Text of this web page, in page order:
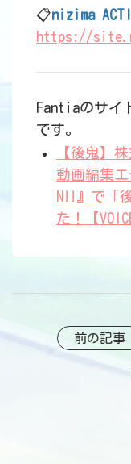
📋nizima
https://
Fantiaのサイ
です。
【後鬼】
動画編集
N!!』で「
た！【
前の記事